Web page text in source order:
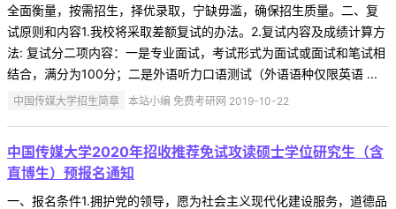
全面衡量，按需招生，择优录取，宁缺毋滥，确保招生质量。二、复
试原则和内容1.我校将采取差额复试的办法。2.复试内容及成绩计算方
法: 复试分二项内容：一是专业面试，考试形式为面试或面试和笔试相
结合，满分为100分；二是外语听力口语测试（外语语种仅限英语 ...
中国传媒大学招生简章 本站小编 免费考研网 2019-10-22
中国传媒大学2020年招收推荐免试攻读硕士学位研究生（含
直博生）预报名通知
一、报名条件1.拥护党的领导，愿为社会主义现代化建设服务，道德品